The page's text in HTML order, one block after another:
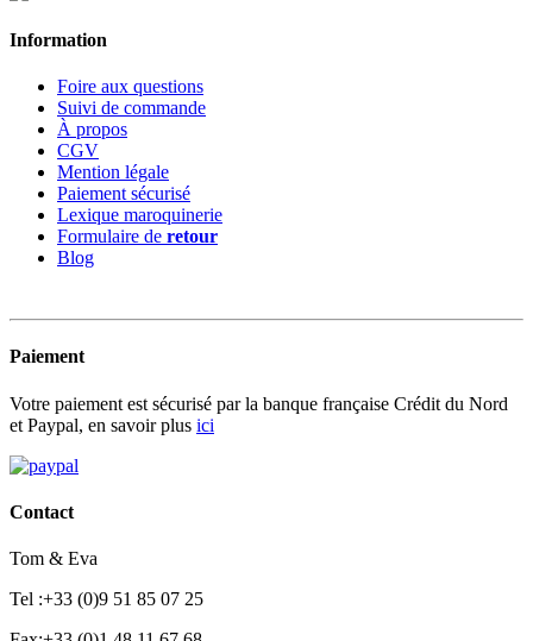
Information
Foire aux questions
Suivi de commande
À propos
CGV
Mention légale
Paiement sécurisé
Lexique maroquinerie
Formulaire de retour
Blog
Paiement
Votre paiement est sécurisé par la banque française Crédit du Nord
et Paypal, en savoir plus ici
Contact
Tom & Eva
Tel :+33 (0)9 51 85 07 25